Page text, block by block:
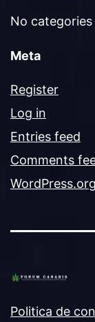
No categories
Meta
Register
Log in
Entries feed
Comments
WordPress.org
Politica de